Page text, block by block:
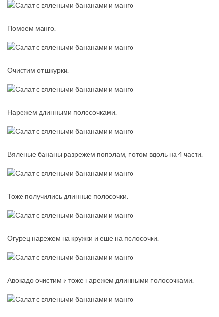
Помоем манго.
Очистим от шкурки.
Нарежем длинными полосочками.
Вяленые бананы разрежем пополам, потом вдоль на 4 части.
Тоже получились длинные полосочки.
Огурец нарежем на кружки и еще на полосочки.
Авокадо очистим и тоже нарежем длинными полосочками.